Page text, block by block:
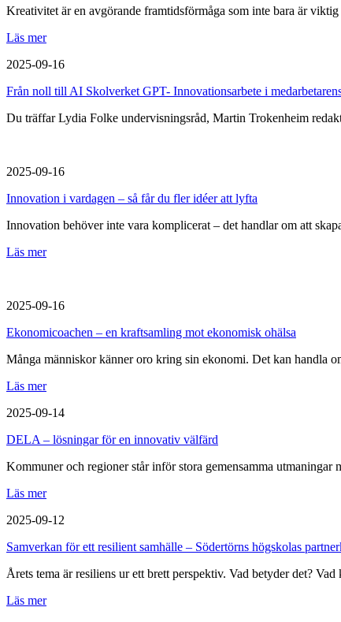
Kreativitet är en avgörande framtidsförmåga som inte bara är
Läs mer
2025-09-16
Från noll till AI Skolverket GPT- Innovationsarbete i
Du träffar Lydia Folke undervisningsråd, Martin Trokenheim
2025-09-16
Innovation i vardagen – så får du fler idéer att lyfta
Innovation behöver inte vara komplicerat – det handlar om att
Läs mer
2025-09-16
Ekonomicoachen – en kraftsamling mot ekonomisk ohälsa
Många människor känner oro kring sin ekonomi. Det kan handla
Läs mer
2025-09-14
DELA – lösningar för en innovativ välfärd
Kommuner och regioner står inför stora gemensamma
Läs mer
2025-09-12
Samverkan för ett resilient samhälle – Södertörns högskolas
Årets tema är resiliens ur ett brett perspektiv. Vad betyder det?
Läs mer